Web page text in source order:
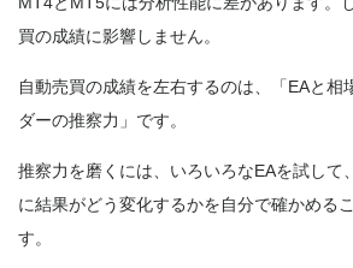
買の成績に影響しません。
自動売買の成績を左右するのは、「EAと相
ダーの推察力」です。
推察力を磨くには、いろいろなEAを試して
に結果がどう変化するかを自分で確かめる
す。